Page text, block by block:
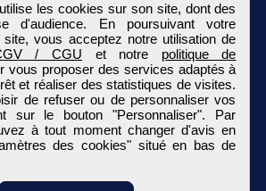
les cookies sur son site, dont des
d'audience. En poursuivant votre
vous acceptez notre utilisation de
/ CGU et notre politique de
vous proposer des services adaptés à
et réaliser des statistiques de visites.
de refuser ou de personnaliser vos
sur le bouton "Personnaliser". Par
à tout moment changer d'avis en
des cookies" situé en bas de